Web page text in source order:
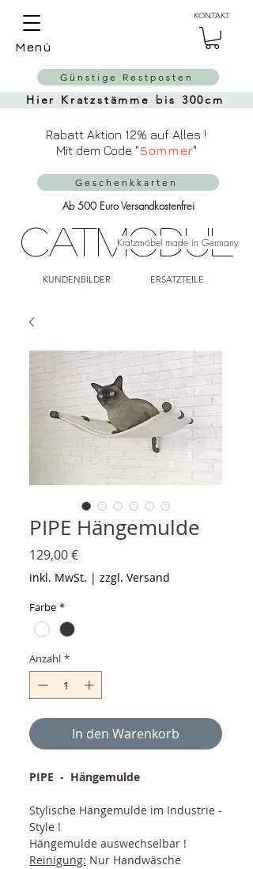
CatModul
Kratzmöbel made in Germany
Menü
KONTAKT
KUNDENBILDER ERSATZTEILE
Ab 500 Euro Versandkostenfrei
Hier Kratzstämme bis 300cm
Geschenkkarten
Günstige Restposten
Rabatt Aktion 12% auf Alles !
Mit dem Code "Sommer"
PIPE Hängemulde
129,00 €Preis
inkl. MwSt. | zzgl. Versand
Farbe *
Anzahl *
In den Warenkorb
PIPE - Hängemulde
Stylische Hängemulde im Industrie -
Style !
Hängemulde auswechselbar !
Reinigung: Nur Handwäsche